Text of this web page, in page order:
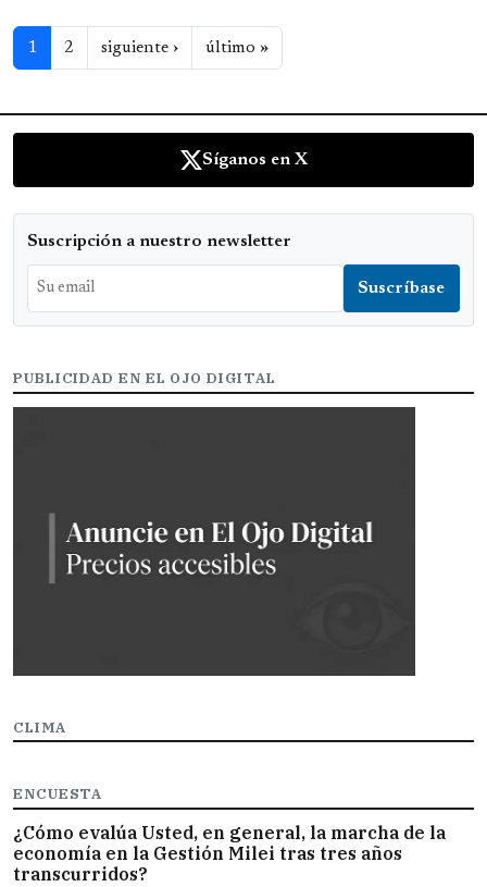
Paginación
1 2 siguiente ›Siguiente página
último »Última página
Síganos en X
Suscripción a nuestro newsletter
PUBLICIDAD EN EL OJO DIGITAL
CLIMA
ENCUESTA
¿Cómo evalúa Usted, en general, la marcha de la
economía en la Gestión Milei tras tres años
transcurridos?